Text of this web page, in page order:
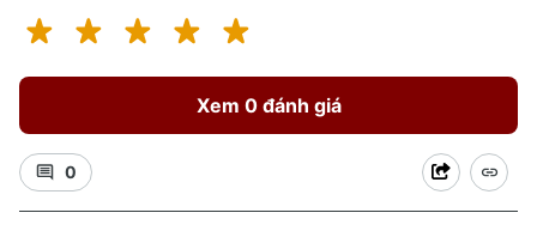
Xem 0 đánh giá
0